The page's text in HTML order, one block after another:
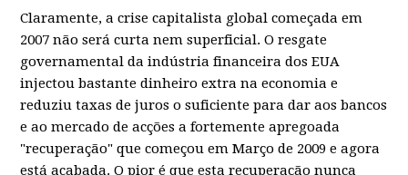
Claramente, a crise capitalista global começada em
2007 não será curta nem superficial. O resgate
governamental da indústria financeira dos EUA
injectou bastante dinheiro extra na economia e
reduziu taxas de juros o suficiente para dar aos bancos
e ao mercado de acções a fortemente apregoada
"recuperação" que começou em Março de 2009 e agora
está acabada. O pior é que esta recuperação nunca